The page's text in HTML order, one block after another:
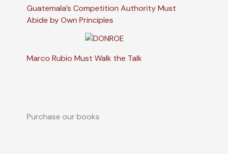
Guatemala’s Competition Authority Must
Abide by Own Principles
Marco Rubio Must Walk the Talk
Purchase our books